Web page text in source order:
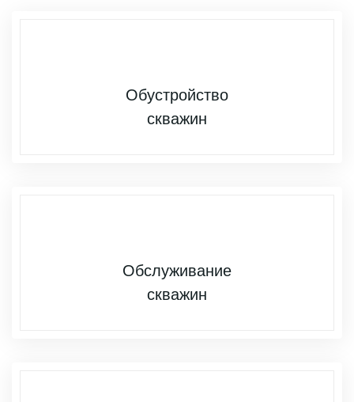
Обустройство
скважин
Обслуживание
скважин